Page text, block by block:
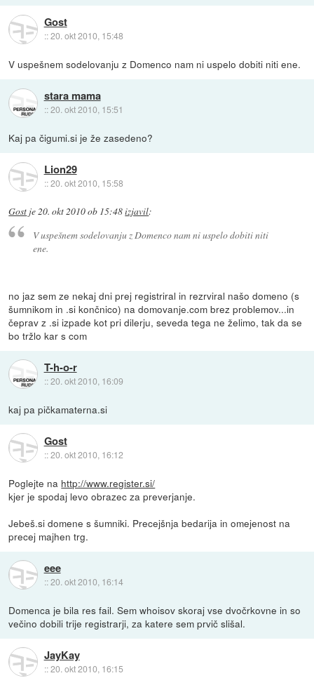
Gost
::20. okt 2010, 15:48
V uspešnem sodelovanju z Domenco nam ni uspelo dobiti niti ene.
stara mama
::20. okt 2010, 15:51
Kaj pa čigumi.si je že zasedeno?
Lion29
::20. okt 2010, 15:58
Gost je20. okt 2010 ob 15:48izjavil:
V uspešnem sodelovanju z Domenco nam ni uspelo dobiti niti
ene.
no jaz sem ze nekaj dni prej registriral in rezrviral našo domeno (s
šumnikom in .si končnico) na domovanje.com brez problemov...in
čeprav z .si izpade kot pri dilerju, seveda tega ne želimo, tak da se
bo tržlo kar s com
T-h-o-r
::20. okt 2010, 16:09
kaj pa pičkamaterna.si
Gost
::20. okt 2010, 16:12
Poglejte na http://www.register.si/
kjer je spodaj levo obrazec za preverjanje.
Jebeš.si domene s šumniki. Precejšnja bedarija in omejenost na
precej majhen trg.
eee
::20. okt 2010, 16:14
Domenca je bila res fail. Sem whoisov skoraj vse dvočrkovne in so
večino dobili trije registrarji, za katere sem prvič slišal.
JayKay
::20. okt 2010, 16:15